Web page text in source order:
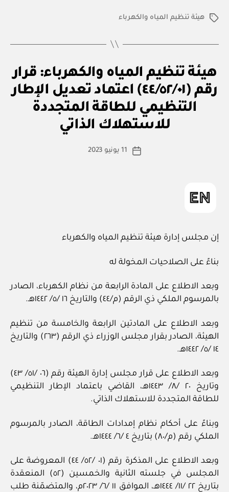
الوسومهيئة تنظيم المياه والكهرباء
التصنيفات
ار
و
هيئة تنظيم المياه والكهرباء: قرار
رقم (٤٤/٥٢/٠١) اعتماد تعديل الإطار
التنظيمي للطاقة المتجددة
للاستهلاك الذاتي
كاتب
بو
ا
س
ة
تاريخ
11 يونيو 2023
إن مجلس إدارة هيئة تنظيم المياه والكهرباء
بناءً على الصلاحيات المخولة له
وبعد الاطلاع على المادة الرابعة من نظام الكهرباء، الصادر
بالمرسوم الملكي ذي الرقم (م/٤٤) والتاريخ ١٦ /٥/ ١٤٤٢هـ.
وبعد الاطلاع على المادتين الرابعة والخامسة من تنظيم
الهيئة، الصادر بقرار مجلس الوزراء ذي الرقم (٢٦٣) والتاريخ
١٤ /٥/ ١٤٤٢هـ.
وبعد الاطلاع على قرار مجلس إدارة الهيئة رقم (٠٦ /٥١/ ٤٣)
وتاريخ ٢٠ /٨/ ١٤٤٣هـ، القاضي باعتماد الإطار التنظيمي
للطاقة المتجددة للاستهلاك الذاتي.
وبناءً على أحكام نظام إمدادات الطاقة، الصادر بالمرسوم
الملكي رقم (م/٨٠) بتاريخ ٤ /٦/ ١٤٤٤هـ.
وبعد الاطلاع على المذكرة رقم (٠١ /٥٢/ ٤٤) المعروضة على
المجلس في جلسته الثانية والخمسين (٥٢) المنعقدة
بتاريخ ٢٢ /١١/ ١٤٤٤هـ، الموافق ١١ /٦/ ٢٠٢٣م، والمتضمّنة طلب